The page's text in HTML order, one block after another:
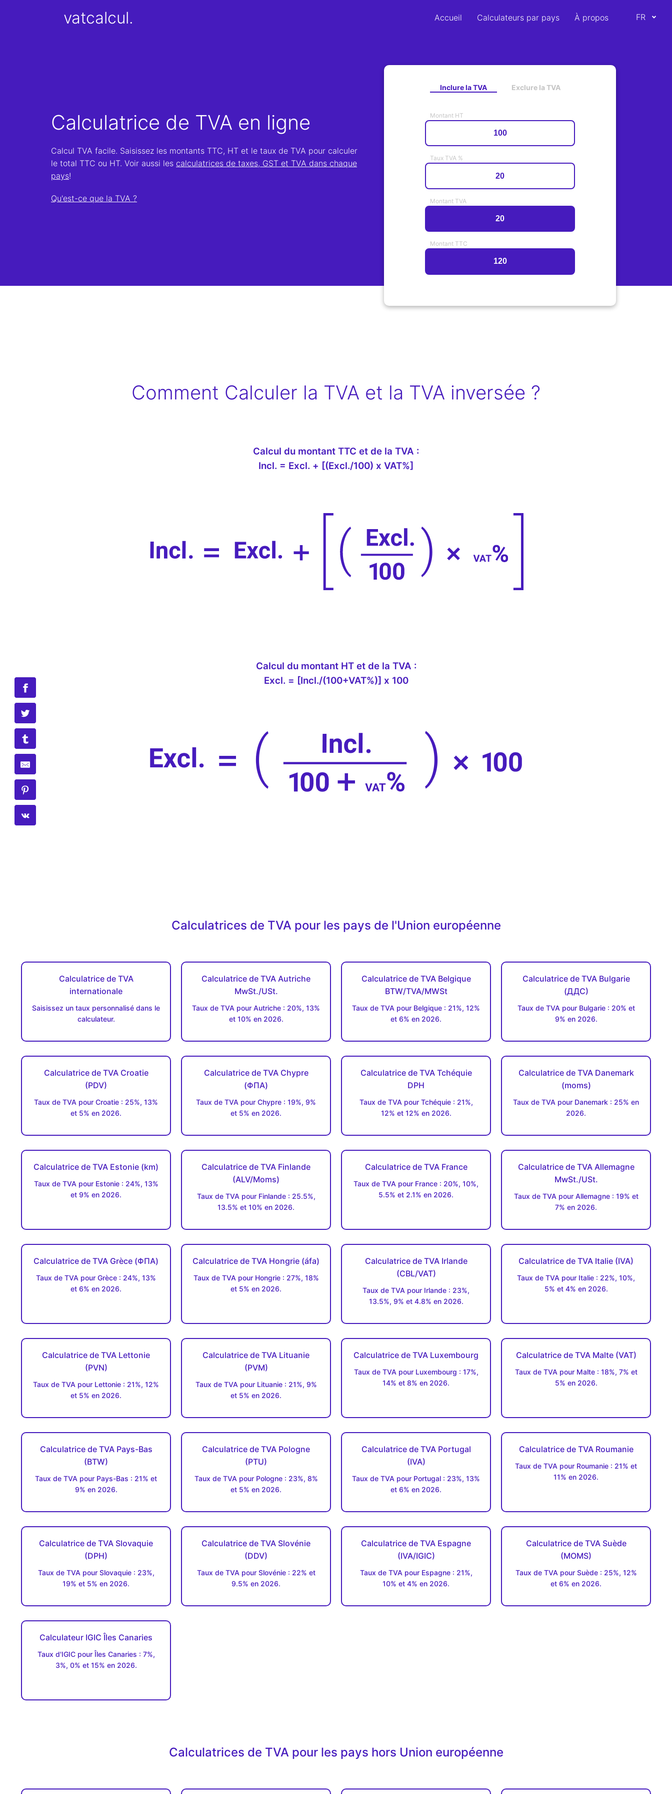
vatcalcul. Accueil Calculateurs par pays À propos
Calculatrice de TVA en ligne
Calcul TVA facile. Saisissez les montants TTC, HT et le taux de TVA pour calculer
le total TTC ou HT. Voir aussi les calculatrices de taxes, GST et TVA dans chaque
pays!
Qu'est-ce que la TVA ?
Inclure la TVA Exclure la TVA
Montant HT
Taux TVA %
Montant TVA
Montant TTC
Comment Calculer la TVA et la TVA inversée ?
Calcul du montant TTC et de la TVA :
Incl. = Excl. + [(Excl./100) x VAT%]
Calcul du montant HT et de la TVA :
Excl. = [Incl./(100+VAT%)] x 100
Calculatrices de TVA pour les pays de l'Union européenne
Calculatrice de TVA
internationale
Saisissez un taux personnalisé dans le
calculateur.
Calculatrice de TVA Autriche
MwSt./USt.
Taux de TVA pour Autriche : 20%, 13%
et 10% en 2026.
Calculatrice de TVA Belgique
BTW/TVA/MWSt
Taux de TVA pour Belgique : 21%, 12%
et 6% en 2026.
Calculatrice de TVA Bulgarie
(ДДC)
Taux de TVA pour Bulgarie : 20% et
9% en 2026.
Calculatrice de TVA Croatie
(PDV)
Taux de TVA pour Croatie : 25%, 13%
et 5% en 2026.
Calculatrice de TVA Chypre
(ΦΠΑ)
Taux de TVA pour Chypre : 19%, 9%
et 5% en 2026.
Calculatrice de TVA Tchéquie
DPH
Taux de TVA pour Tchéquie : 21%,
12% et 12% en 2026.
Calculatrice de TVA Danemark
(moms)
Taux de TVA pour Danemark : 25% en
2026.
Calculatrice de TVA Estonie (km)
Taux de TVA pour Estonie : 24%, 13%
et 9% en 2026.
Calculatrice de TVA Finlande
(ALV/Moms)
Taux de TVA pour Finlande : 25.5%,
13.5% et 10% en 2026.
Calculatrice de TVA France
Taux de TVA pour France : 20%, 10%,
5.5% et 2.1% en 2026.
Calculatrice de TVA Allemagne
MwSt./USt.
Taux de TVA pour Allemagne : 19% et
7% en 2026.
Calculatrice de TVA Grèce (ΦΠΑ)
Taux de TVA pour Grèce : 24%, 13%
et 6% en 2026.
Calculatrice de TVA Hongrie (áfa)
Taux de TVA pour Hongrie : 27%, 18%
et 5% en 2026.
Calculatrice de TVA Irlande
(CBL/VAT)
Taux de TVA pour Irlande : 23%,
13.5%, 9% et 4.8% en 2026.
Calculatrice de TVA Italie (IVA)
Taux de TVA pour Italie : 22%, 10%,
5% et 4% en 2026.
Calculatrice de TVA Lettonie
(PVN)
Taux de TVA pour Lettonie : 21%, 12%
et 5% en 2026.
Calculatrice de TVA Lituanie
(PVM)
Taux de TVA pour Lituanie : 21%, 9%
et 5% en 2026.
Calculatrice de TVA Luxembourg
Taux de TVA pour Luxembourg : 17%,
14% et 8% en 2026.
Calculatrice de TVA Malte (VAT)
Taux de TVA pour Malte : 18%, 7% et
5% en 2026.
Calculatrice de TVA Pays-Bas
(BTW)
Taux de TVA pour Pays-Bas : 21% et
9% en 2026.
Calculatrice de TVA Pologne
(PTU)
Taux de TVA pour Pologne : 23%, 8%
et 5% en 2026.
Calculatrice de TVA Portugal
(IVA)
Taux de TVA pour Portugal : 23%, 13%
et 6% en 2026.
Calculatrice de TVA Roumanie
Taux de TVA pour Roumanie : 21% et
11% en 2026.
Calculatrice de TVA Slovaquie
(DPH)
Taux de TVA pour Slovaquie : 23%,
19% et 5% en 2026.
Calculatrice de TVA Slovénie
(DDV)
Taux de TVA pour Slovénie : 22% et
9.5% en 2026.
Calculatrice de TVA Espagne
(IVA/IGIC)
Taux de TVA pour Espagne : 21%,
10% et 4% en 2026.
Calculatrice de TVA Suède
(MOMS)
Taux de TVA pour Suède : 25%, 12%
et 6% en 2026.
Calculateur IGIC Îles Canaries
Taux d'IGIC pour Îles Canaries : 7%,
3%, 0% et 15% en 2026.
Calculatrices de TVA pour les pays hors Union européenne
FR